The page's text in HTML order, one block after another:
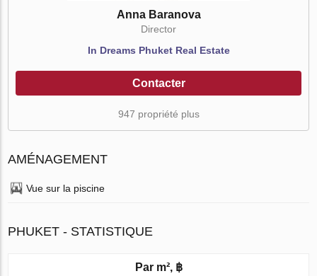
Anna Baranova
Director
In Dreams Phuket Real Estate
Contacter
947 propriété plus
AMÉNAGEMENT
Vue sur la piscine
PHUKET - STATISTIQUE
Par m², ฿